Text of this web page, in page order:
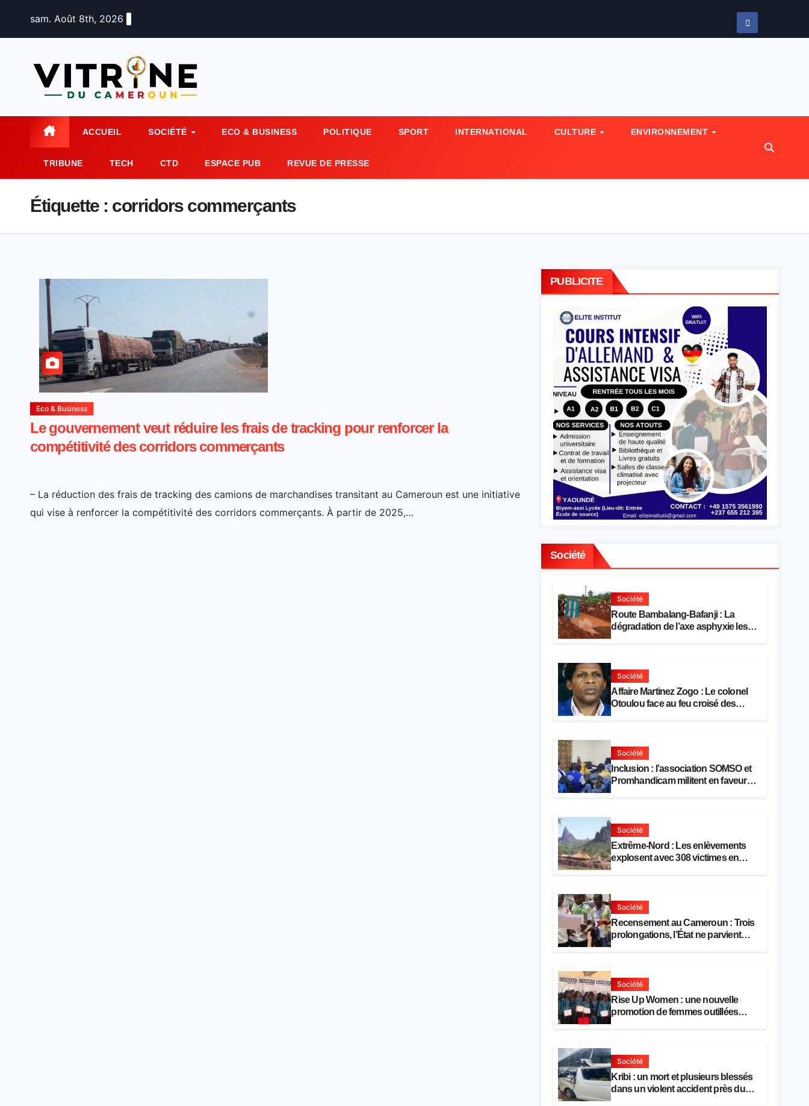
sam. Août 8th, 2026
ACCUEIL SOCIÉTÉ ECO & BUSINESS POLITIQUE SPORT INTERNATIONAL CULTURE ENVIRONNEMENT
TRIBUNE TECH CTD ESPACE PUB REVUE DE PRESSE
Étiquette : corridors commerçants
Eco & Business
Le gouvernement veut réduire les frais de tracking pour renforcer la
compétitivité des corridors commerçants
– La réduction des frais de tracking des camions de marchandises transitant au Cameroun est une initiative
qui vise à renforcer la compétitivité des corridors commerçants. À partir de 2025,…
PUBLICITE
Société
Société
Route Bambalang-Bafanji : La
dégradation de l’axe asphyxie les
Société
Affaire Martinez Zogo : Le colonel
Otoulou face au feu croisé des
Société
Inclusion : l’association SOMSO et
Promhandicam militent en faveur
Société
Extrême-Nord : Les enlèvements
explosent avec 308 victimes en
Société
Recensement au Cameroun : Trois
prolongations, l’État ne parvient
Société
Rise Up Women : une nouvelle
promotion de femmes outillées
Société
Kribi : un mort et plusieurs blessés
dans un violent accident près du